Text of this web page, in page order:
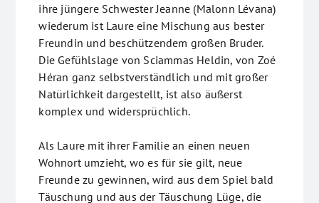
ihre jüngere Schwester Jeanne (Malonn Lévana)
wiederum ist Laure eine Mischung aus bester
Freundin und beschützendem großen Bruder.
Die Gefühlslage von Sciammas Heldin, von Zoé
Héran ganz selbstverständlich und mit großer
Natürlichkeit dargestellt, ist also äußerst
komplex und widersprüchlich.
Als Laure mit ihrer Familie an einen neuen
Wohnort umzieht, wo es für sie gilt, neue
Freunde zu gewinnen, wird aus dem Spiel bald
Täuschung und aus der Täuschung Lüge, die